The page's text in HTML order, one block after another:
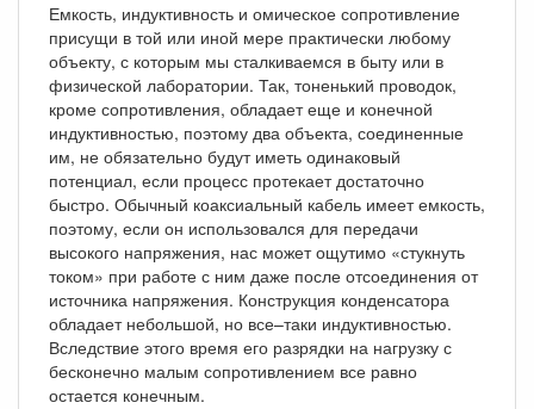
Емкость, индуктивность и омическое сопротивление
присущи в той или иной мере практически любому
объекту, с которым мы сталкиваемся в быту или в
физической лаборатории. Так, тоненький проводок,
кроме сопротивления, обладает еще и конечной
индуктивностью, поэтому два объекта, соединенные
им, не обязательно будут иметь одинаковый
потенциал, если процесс протекает достаточно
быстро. Обычный коаксиальный кабель имеет емкость,
поэтому, если он использовался для передачи
высокого напряжения, нас может ощутимо «стукнуть
током» при работе с ним даже после отсоединения от
источника напряжения. Конструкция конденсатора
обладает небольшой, но все–таки индуктивностью.
Вследствие этого время его разрядки на нагрузку с
бесконечно малым сопротивлением все равно
остается конечным.